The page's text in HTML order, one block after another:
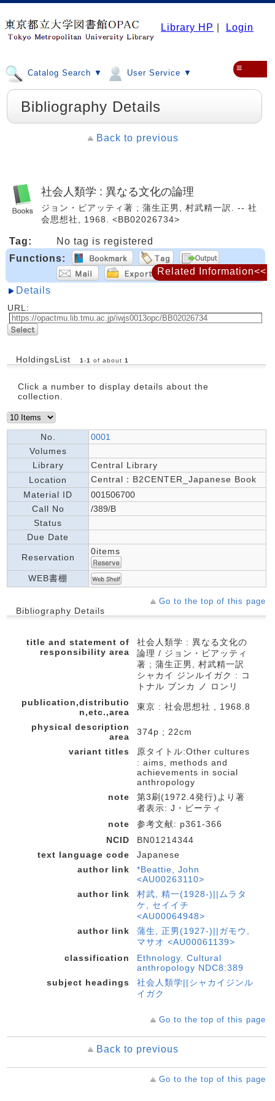
Library HP Login
Catalog Search ▼ User Service ▼ ≡
Bibliography Details
Back to previous
社会人類学 : 異なる文化の論理
ジョン・ビアッティ著 ; 蒲生正男, 村武精一訳. -- 社
会思想社, 1968. <BB02026734>
Tag:
No tag is registered
Functions:
Details
URL:
HoldingsList 1 -1 of about 1
Click a number to display details about the
collection.
No.
0001
Volumes
Library
Central Library
Location
Central：B2CENTER_Japanese Book
Material ID
001506700
Call No
/389/B
Status
Due Date
Reservation
0items
WEB書棚
Go to the top of this page
Bibliography Details
title and statement of
responsibility area
社会人類学 : 異なる文化の
論理 / ジョン・ビアッティ
著 ; 蒲生正男, 村武精一訳
シャカイ ジンルイガク : コ
トナル ブンカ ノ ロンリ
publication,distributio
n,etc.,area
東京 : 社会思想社 , 1968.8
physical description
area
374p ; 22cm
variant titles
原タイトル:Other cultures
: aims, methods and
achievements in social
anthropology
note
第3刷(1972.4発行)より著
者表示: J・ビーティ
note
参考文献: p361-366
NCID
BN01214344
text language code
Japanese
author link
*Beattie, John
<AU00263110>
author link
村武, 精一(1928-)||ムラタ
ケ, セイイチ
<AU00064948>
author link
蒲生, 正男(1927-)||ガモウ,
マサオ <AU00061139>
classification
Ethnology. Cultural
anthropology NDC8:389
subject headings
社会人類学||シャカイジンル
イガク
Go to the top of this page
Back to previous
Go to the top of this page
Related Information<<